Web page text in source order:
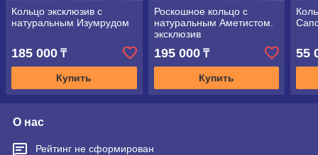
Кольцо эксклюзив с
натуральным Изумрудом
185 000 ₸
Купить
Роскошное кольцо с
натуральным Аметистом.
эксклюзив
195 000₸
Купить
55
О нас
Рейтинг не сформирован